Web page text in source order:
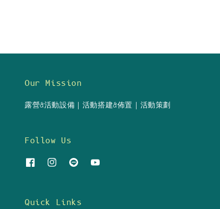
Our Mission
露營&活動設備｜活動搭建&佈置｜活動策劃
Follow Us
Quick Links